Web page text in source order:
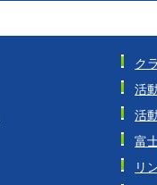
ク
活
活
富
リ